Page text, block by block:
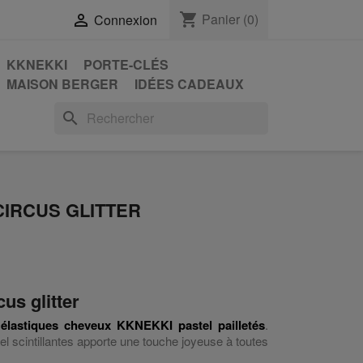
 Connexion shopping_cart Panier (0)
KKNEKKI
PORTE-CLÉS
MAISON BERGER IDÉES CADEAUX
search
GLITTER
glitter
élastiques cheveux KKNEKKI pastel pailletés.
scintillantes apporte une touche joyeuse à toutes